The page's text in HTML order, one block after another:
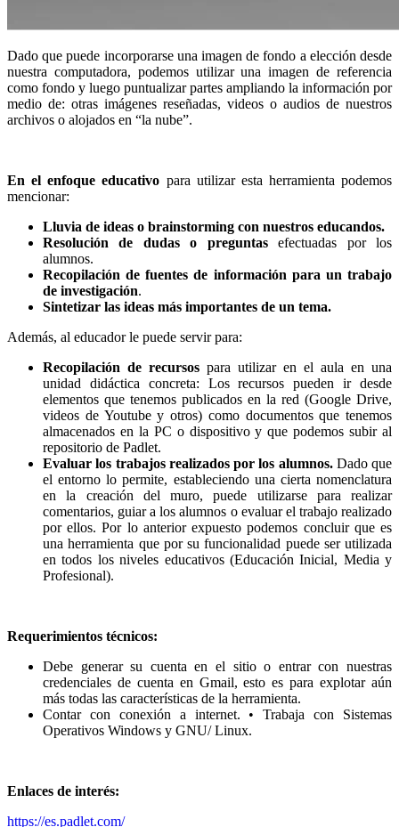
Dado que puede incorporarse una imagen de fondo a elección desde
nuestra computadora, podemos utilizar una imagen de referencia
como fondo y luego puntualizar partes ampliando la información por
medio de: otras imágenes reseñadas, videos o audios de nuestros
archivos o alojados en “la nube”.
En el enfoque educativo para utilizar esta herramienta podemos
mencionar:
Lluvia de ideas o brainstorming con nuestros educandos.
Resolución de dudas o preguntasefectuadas por los
alumnos.
Recopilación de fuentes de información para un trabajo
de investigación.
Sintetizar las ideas más importantes de un tema.
Además, al educador le puede servir para:
Recopilación de recursos para utilizar en el aula en una
unidad didáctica concreta: Los recursos pueden ir desde
elementos que tenemos publicados en la red (Google Drive,
videos de Youtube y otros) como documentos que tenemos
almacenados en la PC o dispositivo y que podemos subir al
repositorio de Padlet.
Evaluar los trabajos realizados por los alumnos.Dado que
el entorno lo permite, estableciendo una cierta nomenclatura
en la creación del muro, puede utilizarse para realizar
comentarios, guiar a los alumnos o evaluar el trabajo realizado
por ellos. Por lo anterior expuesto podemos concluir que es
una herramienta que por su funcionalidad puede ser utilizada
en todos los niveles educativos (Educación Inicial, Media y
Profesional).
Requerimientos técnicos:
Debe generar su cuenta en el sitio o entrar con nuestras
credenciales de cuenta en Gmail, esto es para explotar aún
más todas las características de la herramienta.
Contar con conexión a internet. • Trabaja con Sistemas
Operativos Windows y GNU/ Linux.
Enlaces de interés:
https://es.padlet.com/